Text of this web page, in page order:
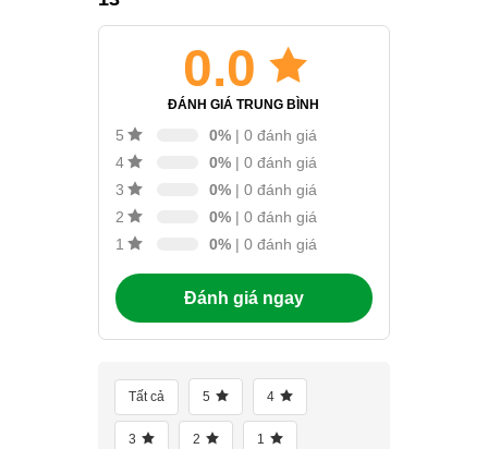
0.0
ĐÁNH GIÁ TRUNG BÌNH
5 0% | 0 đánh giá
4
0% | 0 đánh giá
3
0% | 0 đánh giá
2
0% | 0 đánh giá
1
0% | 0 đánh giá
Đánh giá ngay
Tất cả 5 4
3 2 1